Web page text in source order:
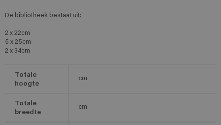
De bibliotheek bestaat uit:
2 x 22cm
5 x 25cm
2 x 34cm
Totale
hoogte
cm
Totale
breedte
cm